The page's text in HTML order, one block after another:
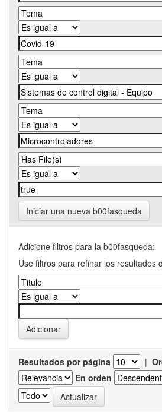
Iniciar una nueva b00fasqueda
Adicione filtros para la b00fasqueda:
Use filtros para refinar los resultados
Resultados por página |
En orden